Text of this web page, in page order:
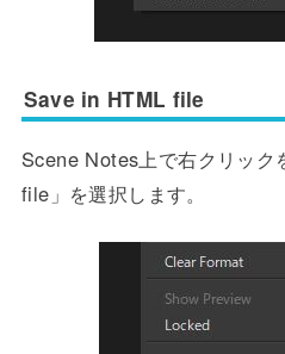
Save in HTML file
Scene Notes上で右クリッ
file」を選択します。